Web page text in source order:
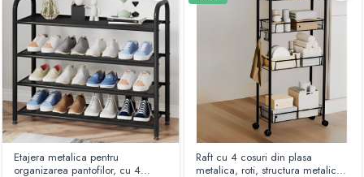
Etajera metalica pentru
organizarea pantofilor, cu 4
Raft cu 4 cosuri din plasa
metalica, roti, structura metalica,